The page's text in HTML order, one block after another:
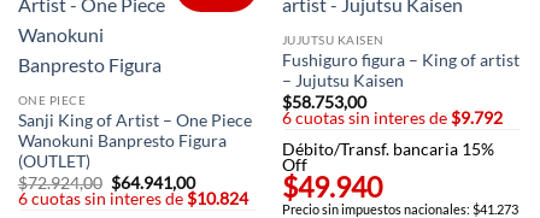
ONE PIECE
Sanji King of Artist – One Piece
Wanokuni Banpresto Figura
(OUTLET)
$72.924,00 El
precio
$64.941,00El
precio
6 cuotas sin interes de$10.824
JUJUTSU KAISEN
Fushiguro figura – King of artist
– Jujutsu Kaisen
$58.753,00
6 cuotas sin interes de$9.792
Débito/Transf. bancaria 15%
Off
$49.940
Precio sin impuestos nacionales: $41.273